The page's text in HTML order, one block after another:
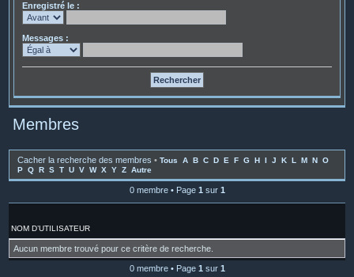
Enregistré le :
Messages :
Membres
Cacher la recherche des membres • Tous A B C D E F G H I J K L M N O
P Q R S T U V W X Y Z Autre
0 membre • Page 1 sur 1
NOM D’UTILISATEUR
Aucun membre trouvé pour ce critère de recherche.
0 membre • Page 1 sur 1